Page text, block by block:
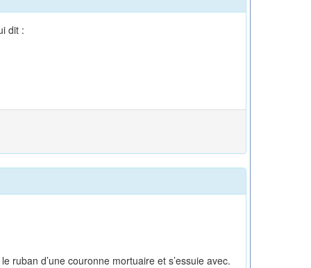
dit :
ruban d’une couronne mortuaire et s’essuie avec.